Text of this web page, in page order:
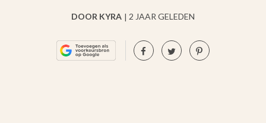
DOOR KYRA 2 JAAR GELEDEN